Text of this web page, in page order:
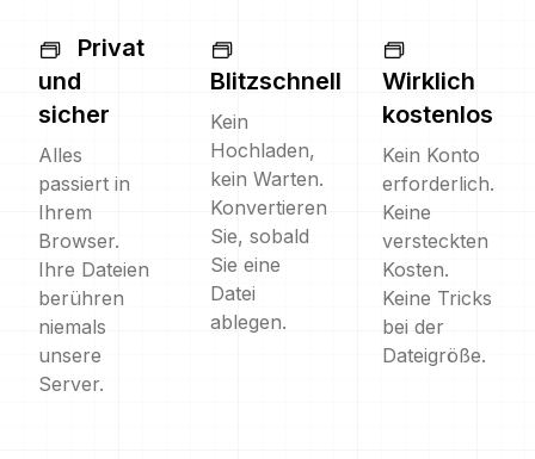
Privat
und
sicher
Alles
passiert in
Ihrem
Browser.
Ihre Dateien
berühren
niemals
unsere
Server.
Blitzschnell
Kein
Hochladen,
kein Warten.
Konvertieren
Sie, sobald
Sie eine
Datei
ablegen.
Wirklich
kostenlos
Kein Konto
erforderlich.
Keine
versteckten
Kosten.
Keine Tricks
bei der
Dateigröße.